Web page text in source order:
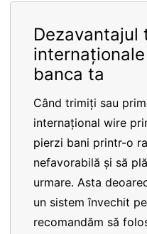
Dezavantajul
banca ta
Când trimiți sau
internațional wire
pierzi bani printr-o
nefavorabilă și să
urmare. Asta
un sistem învechit
recomandăm să